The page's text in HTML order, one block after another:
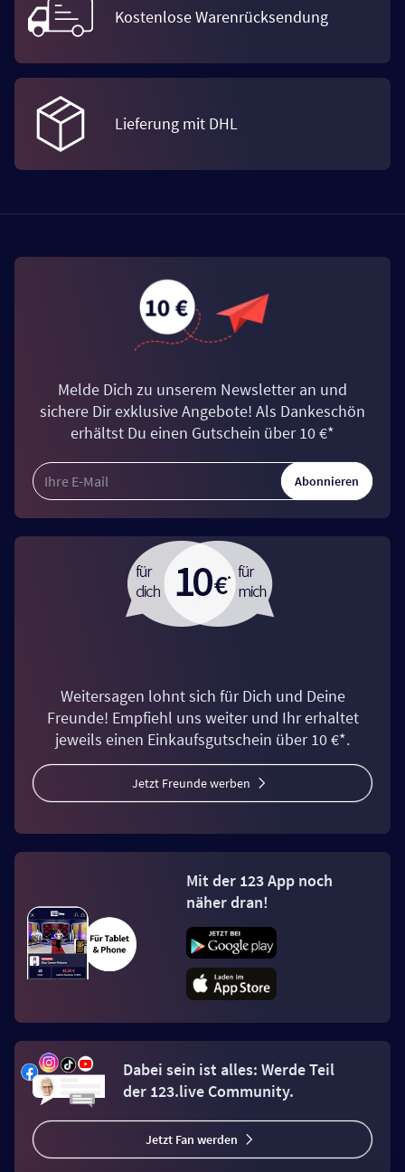
Kostenlose Warenrücksendung
Lieferung mit DHL
Melde Dich zu unserem Newsletter an und
sichere Dir exklusive Angebote! Als Dankeschön
erhältst Du einen Gutschein über 10 €*
Abonnieren
Weitersagen lohnt sich für Dich und Deine
Freunde! Empfiehl uns weiter und Ihr erhaltet
jeweils einen Einkaufsgutschein über 10 €*.
Jetzt Freunde werben
Mit der 123 App noch
näher dran!
Dabei sein ist alles: Werde Teil
der 123.live Community.
Jetzt Fan werden